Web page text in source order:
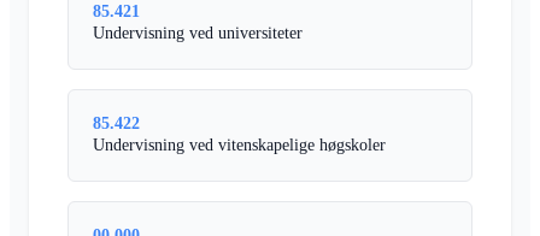
85.421
Undervisning ved universiteter
85.422
Undervisning ved vitenskapelige høgskoler